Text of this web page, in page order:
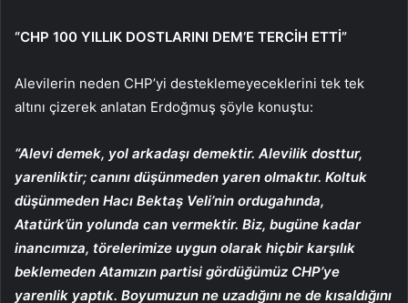
“CHP 100 YILLIK DOSTLARINI DEM’E TERCİH ETTİ”
Alevilerin neden CHP’yi desteklemeyeceklerini tek tek
altını çizerek anlatan Erdoğmuş şöyle konuştu:
“Alevi demek, yol arkadaşı demektir. Alevilik dosttur,
yarenliktir; canını düşünmeden yaren olmaktır. Koltuk
düşünmeden Hacı Bektaş Veli’nin ordugahında,
Atatürk’ün yolunda can vermektir. Biz, bugüne kadar
inancımıza, törelerimize uygun olarak hiçbir karşılık
beklemeden Atamızın partisi gördüğümüz CHP’ye
yarenlik yaptık. Boyumuzun ne uzadığını ne de kısaldığını